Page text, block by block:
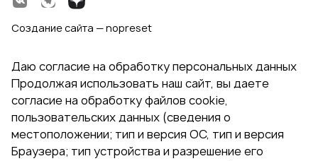
Создание сайта — nopreset
Даю согласие на обработку персональных данных
Продолжая использовать наш сайт, вы даете
согласие на обработку файлов cookie,
пользовательских данных (сведения о
местоположении; тип и версия ОС, тип и версия
Браузера; тип устройства и разрешение его